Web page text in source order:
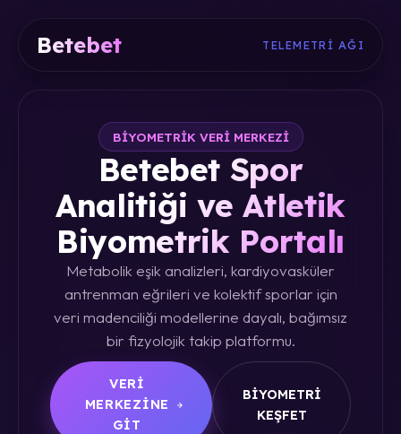
Betebet TELEMETRI AĞI
BIYOMETRIK VERI MERKEZI
Betebet Spor
Analitiği ve Atletik
Biyometrik Portalı
Metabolik eşik analizleri, kardiyovasküler
antrenman eğrileri ve kolektif sporlar için
veri madenciliği modellerine dayalı, bağımsız
bir fizyolojik takip platformu.
VERI
MERKEZINE
GIT
BIYOMETRI
KEŞFET